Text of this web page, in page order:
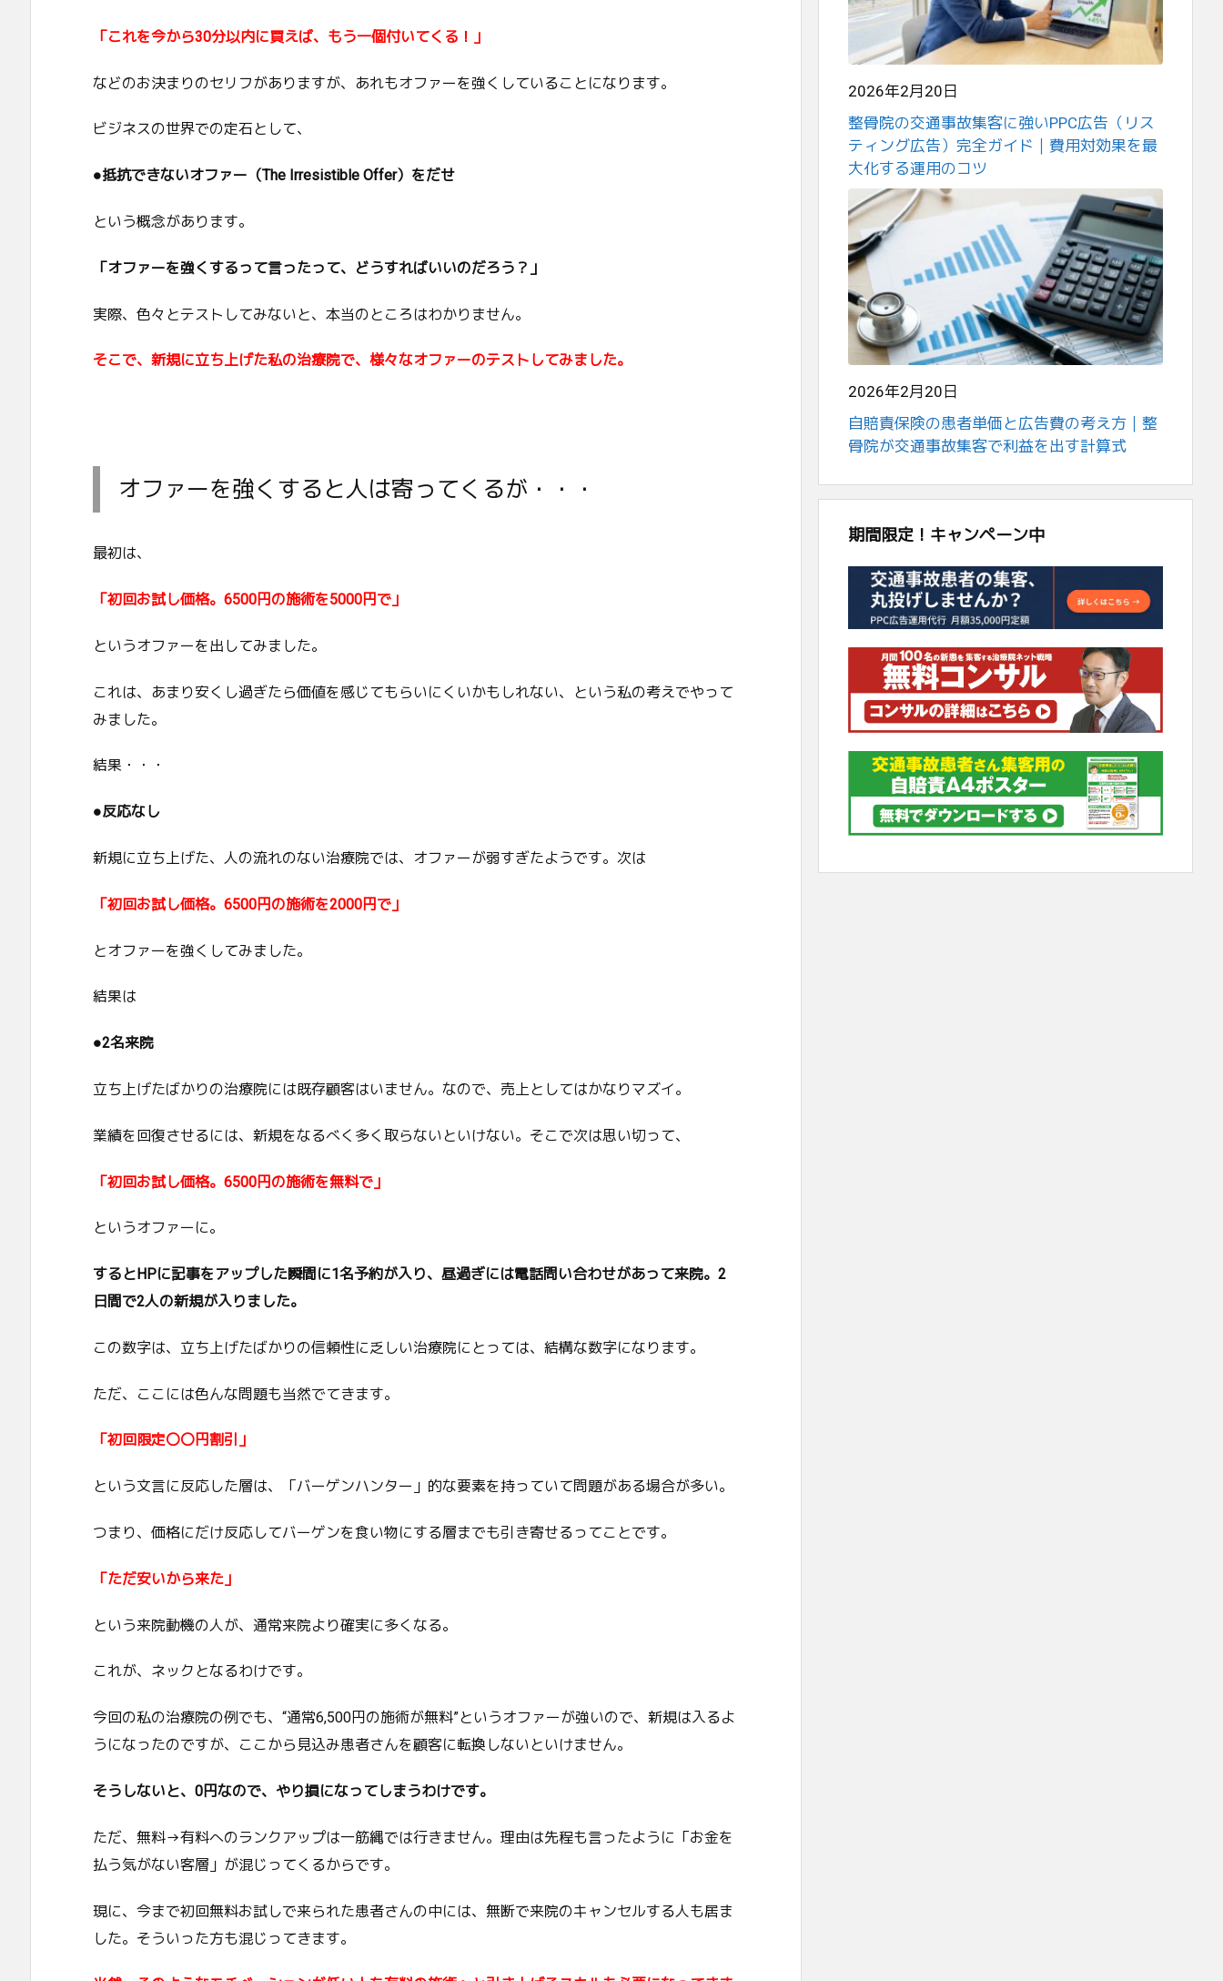
「これを今から30分以内に買えば、もう一個付いてくる！」
などのお決まりのセリフがありますが、あれもオファーを強くしていることになります。
ビジネスの世界での定石として、
●抵抗できないオファー（The Irresistible Offer）をだせ
という概念があります。
「オファーを強くするって言ったって、どうすればいいのだろう？」
実際、色々とテストしてみないと、本当のところはわかりません。
そこで、新規に立ち上げた私の治療院で、様々なオファーのテストしてみました。
オファーを強くすると人は寄ってくるが・・・
最初は、
「初回お試し価格。6500円の施術を5000円で」
というオファーを出してみました。
これは、あまり安くし過ぎたら価値を感じてもらいにくいかもしれない、という私の考えでやって
みました。
結果・・・
●反応なし
新規に立ち上げた、人の流れのない治療院では、オファーが弱すぎたようです。次は
「初回お試し価格。6500円の施術を2000円で」
とオファーを強くしてみました。
結果は
●2名来院
立ち上げたばかりの治療院には既存顧客はいません。なので、売上としてはかなりマズイ。
業績を回復させるには、新規をなるべく多く取らないといけない。そこで次は思い切って、
「初回お試し価格。6500円の施術を無料で」
というオファーに。
するとHPに記事をアップした瞬間に1名予約が入り、昼過ぎには電話問い合わせがあって来院。2
日間で2人の新規が入りました。
この数字は、立ち上げたばかりの信頼性に乏しい治療院にとっては、結構な数字になります。
ただ、ここには色んな問題も当然でてきます。
「初回限定〇〇円割引」
という文言に反応した層は、「バーゲンハンター」的な要素を持っていて問題がある場合が多い。
つまり、価格にだけ反応してバーゲンを食い物にする層までも引き寄せるってことです。
「ただ安いから来た」
という来院動機の人が、通常来院より確実に多くなる。
これが、ネックとなるわけです。
今回の私の治療院の例でも、“通常6,500円の施術が無料”というオファーが強いので、新規は入るよ
うになったのですが、ここから見込み患者さんを顧客に転換しないといけません。
そうしないと、0円なので、やり損になってしまうわけです。
ただ、無料→有料へのランクアップは一筋縄では行きません。理由は先程も言ったように「お金を
払う気がない客層」が混じってくるからです。
現に、今まで初回無料お試しで来られた患者さんの中には、無断で来院のキャンセルする人も居ま
した。そういった方も混じってきます。
2026年2月20日
整骨院の交通事故集客に強いPPC広告（リス
ティング広告）完全ガイド｜費用対効果を最
大化する運用のコツ
2026年2月20日
自賠責保険の患者単価と広告費の考え方｜整
骨院が交通事故集客で利益を出す計算式
期間限定！キャンペーン中